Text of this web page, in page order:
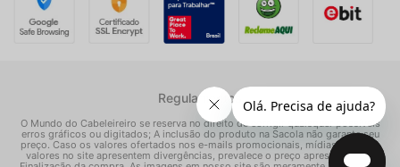
Regulamentos
O Mundo do Cabeleireiro se reserva no direito de corrigir quaisquer possíveis
erros gráficos ou digitados; A inclusão do produto na Sacola não garante seu
preço. Caso os valores ofertados nos e-mails promocionais, mídias sociais e
valores no site apresentem divergências, prevalece o preço apresentado na